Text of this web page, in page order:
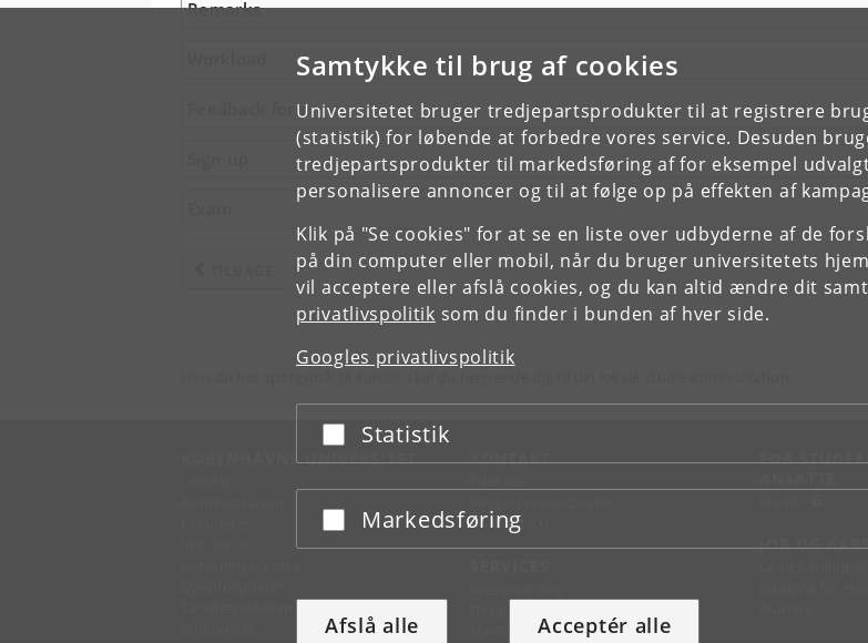
Samtykke til brug af cookies
Universitetet bruger tredjepartsprodukter til at registrere
(statistik) for løbende at forbedre vores service. Desuden
tredjepartsprodukter til markedsføring af for eksempel
personalisere annoncer og til at følge op på effekten af
Klik på "Se cookies" for at se en liste over udbyderne af de
på din computer eller mobil, når du bruger universitetets
vil acceptere eller afslå cookies, og du kan altid ændre dit
privatlivspolitik som du finder i bunden af hver side.
Googles privatlivspolitik
Acceptér eller afslå
Statistik
Acceptér eller afslå
Markedsføring
Afslå alle Acceptér alle
Remarks
Feedback form
KØBENHAVNS UNIVERSITET KONTAKT
Kontakt KU
Merchandise
FOR
JOB OG